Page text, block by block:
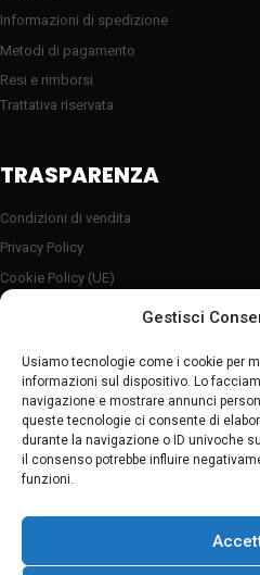
Gestisci
Usiamo tecnologie come i cookie per
informazioni sul dispositivo. Lo
navigazione e mostrare annunci
queste tecnologie ci consente di
durante la navigazione o ID univoche
il consenso potrebbe influire
funzioni.
Informazioni di spedizione
Metodi di pagamento
Resi e rimborsi
Trattativa riservata
TRASPARENZA
Condizioni di vendita
Privacy Policy
Cookie Policy (UE)
Server sicuro HTTP2/SSL
Pagamenti sicuri